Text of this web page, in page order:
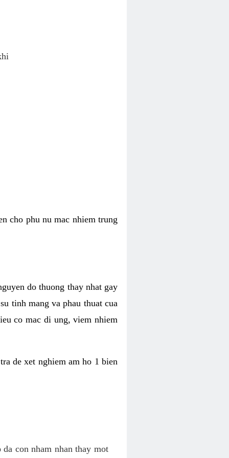
cho phu nu mac nhiem trung
do thuong thay nhat gay
tinh mang va phau thuat cua
co mac di ung, viem nhiem
de xet nghiem am ho 1 bien
con nham nhan thay mot